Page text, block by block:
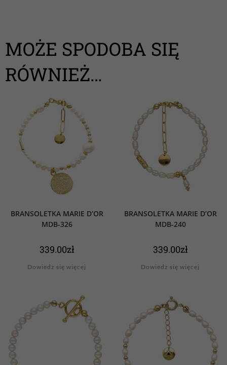
MOŻE SPODOBA SIĘ
RÓWNIEŻ…
BRANSOLETKA MARIE D’OR
MDB-326
339.00zł
Dowiedz się więcej
BRANSOLETKA MARIE D’OR
MDB-240
339.00zł
Dowiedz się więcej